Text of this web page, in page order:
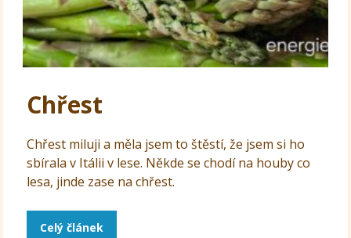
Chřest
Chřest miluji a měla jsem to štěstí, že jsem si ho
sbírala v Itálii v lese. Někde se chodí na houby co
lesa, jinde zase na chřest.
Celý článek